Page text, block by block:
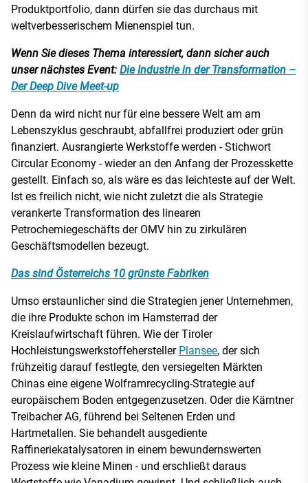
Produktportfolio, dann dürfen sie das durchaus mit
weltverbesserischem Mienenspiel tun.
Wenn Sie dieses Thema interessiert, dann sicher auch
unser nächstes Event: Die Industrie in der Transformation –
Der Deep Dive Meet-up
Denn da wird nicht nur für eine bessere Welt am am
Lebenszyklus geschraubt, abfallfrei produziert oder grün
finanziert. Ausrangierte Werkstoffe werden - Stichwort
Circular Economy - wieder an den Anfang der Prozesskette
gestellt. Einfach so, als wäre es das leichteste auf der Welt.
Ist es freilich nicht, wie nicht zuletzt die als Strategie
verankerte Transformation des linearen
Petrochemiegeschäfts der OMV hin zu zirkulären
Geschäftsmodellen bezeugt.
Das sind Österreichs 10 grünste Fabriken
Umso erstaunlicher sind die Strategien jener Unternehmen,
die ihre Produkte schon im Hamsterrad der
Kreislaufwirtschaft führen. Wie der Tiroler
Hochleistungswerkstoffehersteller Plansee, der sich
frühzeitig darauf festlegte, den versiegelten Märkten
Chinas eine eigene Wolframrecycling-Strategie auf
europäischem Boden entgegenzusetzen. Oder die Kärntner
Treibacher AG, führend bei Seltenen Erden und
Hartmetallen. Sie behandelt ausgediente
Raffineriekatalysatoren in einem bewundernswerten
Prozess wie kleine Minen - und erschließt daraus